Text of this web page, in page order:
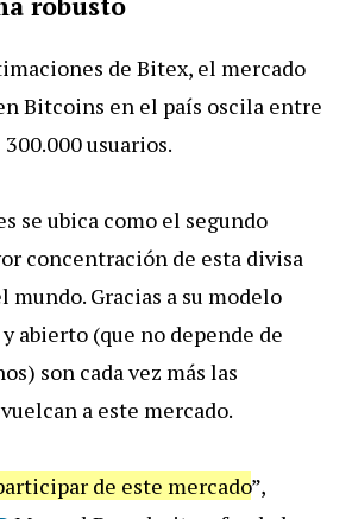
de Bitex, el mercado
Bitcoins en el paí­s oscila entre
usuarios.
se ubica como el segundo
concentración de esta divisa
Gracias a su modelo
abierto (que no depende de
son cada vez más las
a este mercado.
de este mercado”,